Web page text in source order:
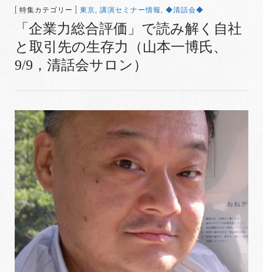
[ 特集カテゴリー ] 東京, 講演セミナー情報 , ◆清話会◆
「企業力総合評価」で読み解く自社
と取引先の生存力（山本一博氏、
9/9，清話会サロン）